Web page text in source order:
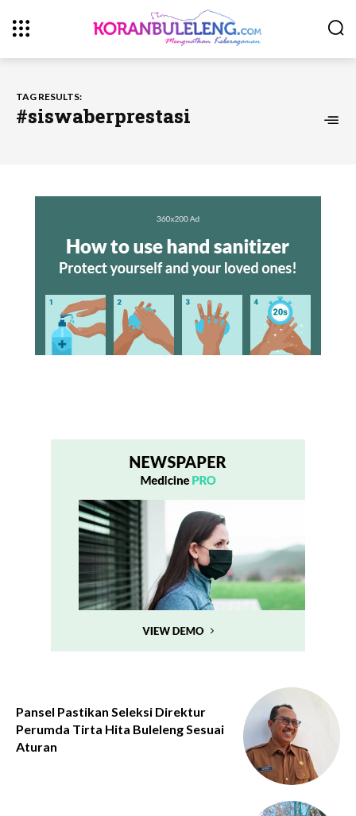
TAG RESULTS:
#siswaberprestasi
Pansel Pastikan Seleksi Direktur
Perumda Tirta Hita Buleleng Sesuai
Aturan